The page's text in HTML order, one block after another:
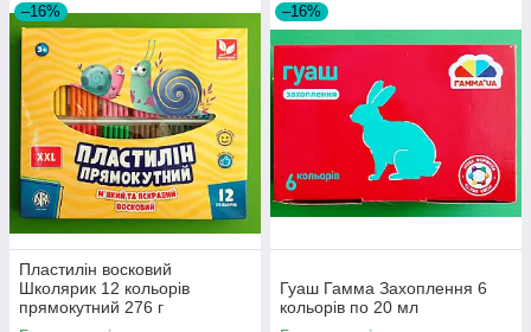
–16%
Пластилін восковий
Школярик 12 кольорів
прямокутний 276 г
–16%
Гуаш Гамма Захоплення 6
кольорів по 20 мл